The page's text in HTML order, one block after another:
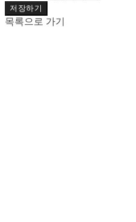
저장하기
목록으로 가기